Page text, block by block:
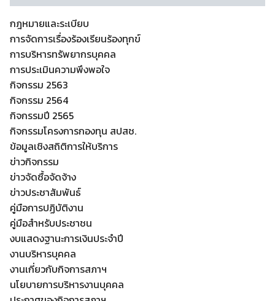
กฎหมายและระเบียบ
การจัดการเรื่องร้องเรียนร้องทุกข์
การบริหารทรัพยากรบุคคล
การประเมินความพึงพอใจ
กิจกรรม 2563
กิจกรรม 2564
กิจกรรมปี 2565
กิจกรรมโครงการกองทุน สปสช.
ข้อมูลเชิงสถิติการให้บริการ
ข่าวกิจกรรม
ข่าวจัดซื้อจัดจ้าง
ข่าวประชาสัมพันธ์
คู่มือการปฏิบัติงาน
คู่มือสำหรับประชาชน
งบแสดงฐานะการเงินประจำปี
งานบริหารบุคคล
งานเกี่ยวกับกิจการสภาฯ
นโยบายการบริหารงานบุคคล